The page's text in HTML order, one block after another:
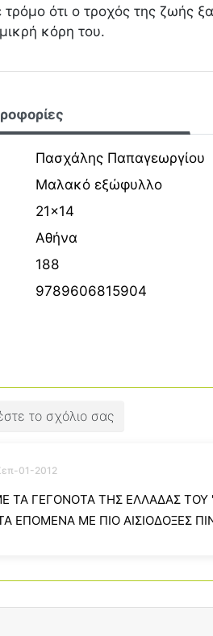
ότι ο τροχός της ζωής
κόρη του.
Πασχάλης Παπαγεωργίου
Μαλακό εξώφυλλο
21x14
Αθήνα
188
9789606815904
το σχόλιο σας
01-2012
ΤΑ ΓΕΓΟΝΟΤΑ ΤΗΣ ΕΛΛΑΔΑΣ
ΕΠΟΜΕΝΑ ΜΕ ΠΙΟ ΑΙΣΙΟΔΟΞΕΣ